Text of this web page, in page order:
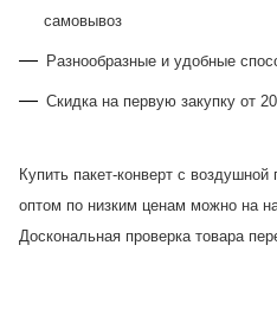
самовывоз
Разнообразные и удобные
Скидка на первую закупку от
Купить пакет-конверт с
оптом по низким ценам можно на
Доскональная проверка товара